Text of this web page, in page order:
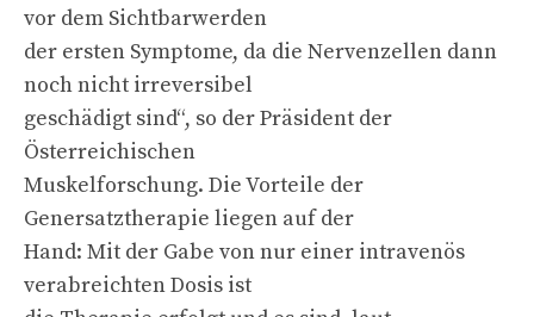
vor dem Sichtbarwerden
der ersten Symptome, da die Nervenzellen dann
noch nicht irreversibel
geschädigt sind“, so der Präsident der
Österreichischen
Muskelforschung. Die Vorteile der
Genersatztherapie liegen auf der
Hand: Mit der Gabe von nur einer intravenös
verabreichten Dosis ist